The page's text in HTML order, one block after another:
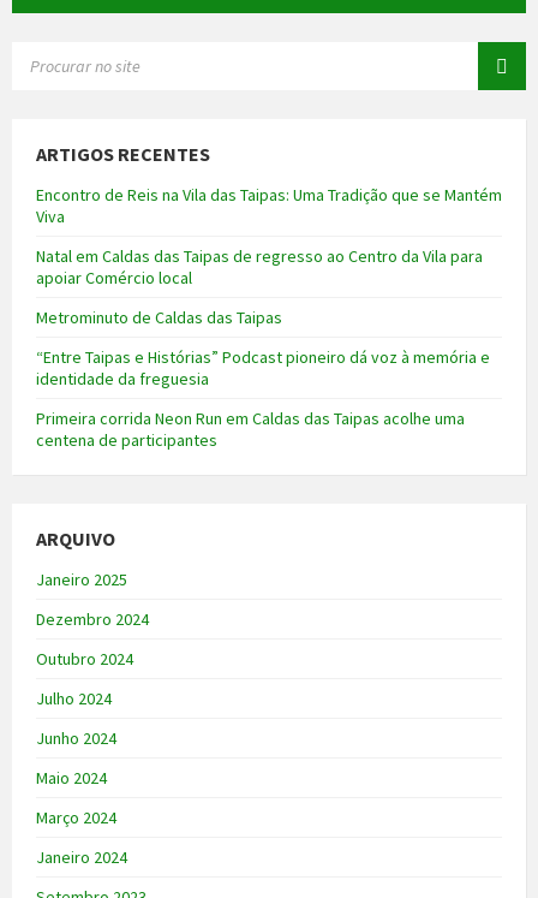
ARTIGOS RECENTES
Encontro de Reis na Vila das Taipas: Uma Tradição que se Mantém
Viva
Natal em Caldas das Taipas de regresso ao Centro da Vila para
apoiar Comércio local
Metrominuto de Caldas das Taipas
“Entre Taipas e Histórias” Podcast pioneiro dá voz à memória e
identidade da freguesia
Primeira corrida Neon Run em Caldas das Taipas acolhe uma
centena de participantes
ARQUIVO
Janeiro 2025
Dezembro 2024
Outubro 2024
Julho 2024
Junho 2024
Maio 2024
Março 2024
Janeiro 2024